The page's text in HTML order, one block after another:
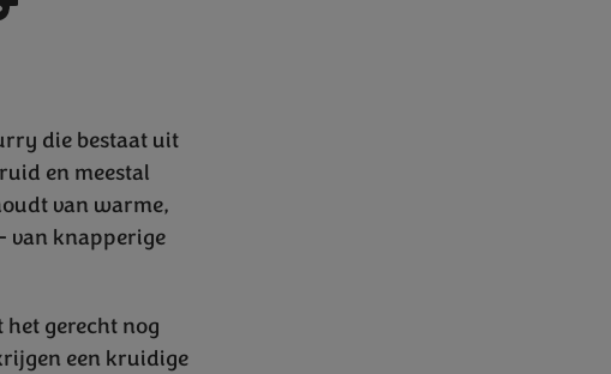
die bestaat uit
en meestal
van warme,
van knapperige
gerecht nog
een kruidige